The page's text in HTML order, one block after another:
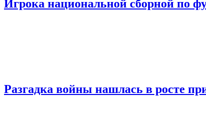
Игрока национальной сборной по
Разгадка войны нашлась в росте